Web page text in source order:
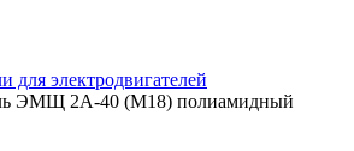
для электродвигателей
ЭМЩ 2А-40 (М18) полиамидный